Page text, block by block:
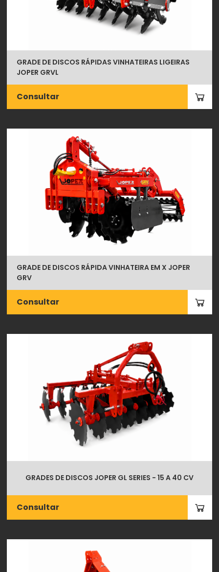
GRADE DE DISCOS RÁPIDAS VINHATEIRAS LIGEIRAS
JOPER GRVL
Consultar
GRADE DE DISCOS RÁPIDA VINHATEIRA EM X JOPER
GRV
Consultar
GRADES DE DISCOS JOPER GL SERIES - 15 A 40 CV
Consultar